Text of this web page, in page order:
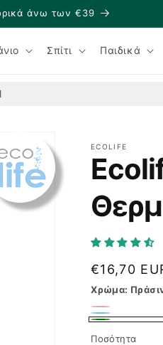
άνω των €39
Σπίτι Παιδικά
ECOLIFE
Κανονική
τιμή
€16,70
Χρώμα:
Ροζ
Γαλάζιο
Ποσότητα